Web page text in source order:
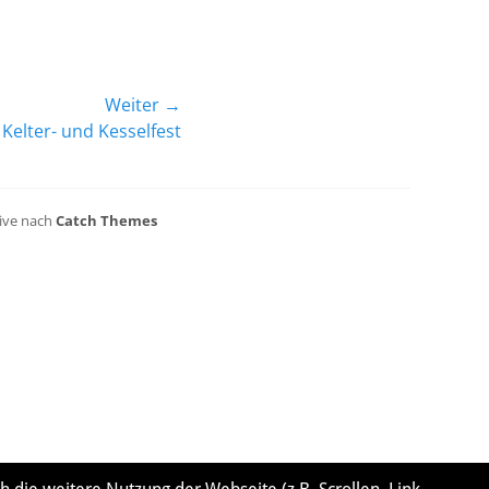
Weiter →
Kelter- und Kesselfest
nach Catch Themes